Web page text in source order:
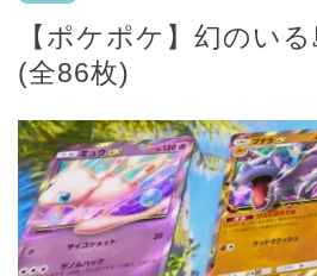
【ポケポケ】幻のい
(全86枚)